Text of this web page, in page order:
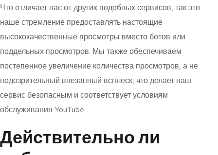
Что отличает нас от других подобных сервисов, так это
наше стремление предоставлять настоящие
высококачественные просмотры вместо ботов или
поддельных просмотров. Мы также обеспечиваем
постепенное увеличение количества просмотров, а не
подозрительный внезапный всплеск, что делает наш
сервис безопасным и соответствует условиям
обслуживания YouTube.
Действительно ли